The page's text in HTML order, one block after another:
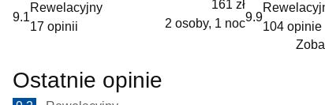
9.1
Rewelacyjny
17 opinii
161 zł
2 osoby, 1 noc9.9
104 opinie
Ostatnie opinie